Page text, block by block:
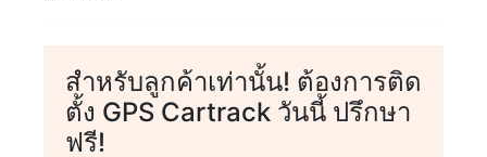
สำหรับลูกค้าเท่านั้น! ต้องการติด
ตั้ง GPS Cartrack วันนี้ ปรึกษา
ฟรี!